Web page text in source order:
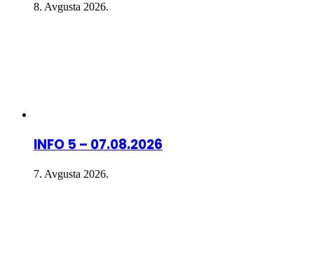
8. Avgusta 2026.
INFO 5 – 07.08.2026
7. Avgusta 2026.